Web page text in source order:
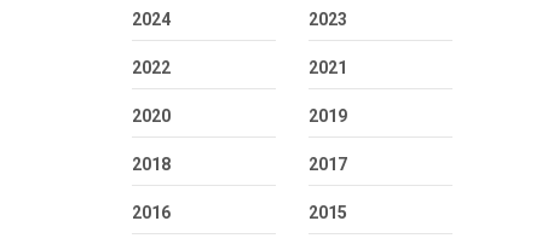
2024 2023
2022 2021
2020 2019
2018 2017
2016 2015